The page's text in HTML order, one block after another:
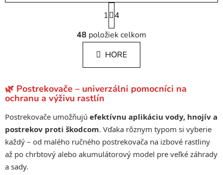
O
v
l
á
d
a
c
e
p
r
v
k
S
t
r
á
n
k
a
n
e
1 4
48 položiek celkom
HORE
🌿 Postrekovače – univerzálni pomocníci na
ochranu a výživu rastlín
Postrekovače umožňujú efektívnu aplikáciu vody, hnojív a
postrekov proti škodcom. Vďaka rôznym typom si vyberie
každý – od malého ručného postrekovača na izbové rastliny
až po chrbtový alebo akumulátorový model pre veľké záhrady
a sady.